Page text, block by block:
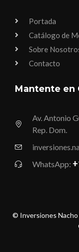
Portada
Catálogo de
Sobre
Contacto
Mantente en
Av. Antonio
Rep. Dom.
WhatsApp:
© Inversiones Nacho